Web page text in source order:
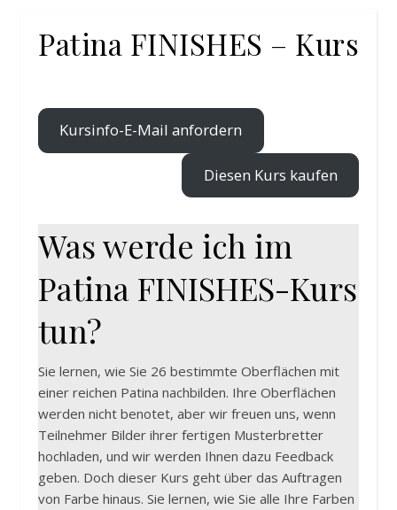
Patina FINISHES – Kurs
Kursinfo-E-Mail anfordern
Diesen Kurs kaufen
Was werde ich im
Patina FINISHES-Kurs
tun?
Sie lernen, wie Sie 26 bestimmte Oberflächen mit
einer reichen Patina nachbilden. Ihre Oberflächen
werden nicht benotet, aber wir freuen uns, wenn
Teilnehmer Bilder ihrer fertigen Musterbretter
hochladen, und wir werden Ihnen dazu Feedback
geben. Doch dieser Kurs geht über das Auftragen
von Farbe hinaus. Sie lernen, wie Sie alle Ihre Farben